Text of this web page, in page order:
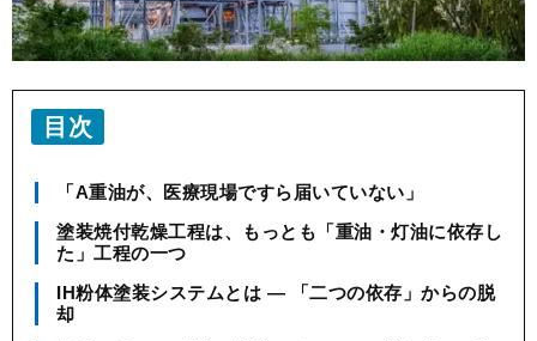
目次
「A重油が、医療現場ですら届いていない」
塗装焼付乾燥工程は、もっとも「重油・灯油に依存し
た」工程の一つ
IH粉体塗装システムとは ― 「二つの依存」からの脱
却